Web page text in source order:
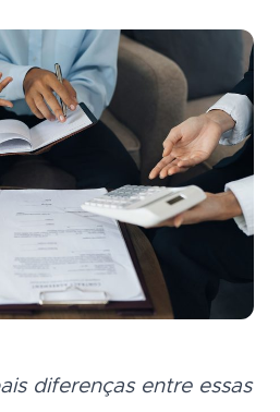
fecharem
Tradicional
empresas
do Corretor
empresa
diferenças entre essas